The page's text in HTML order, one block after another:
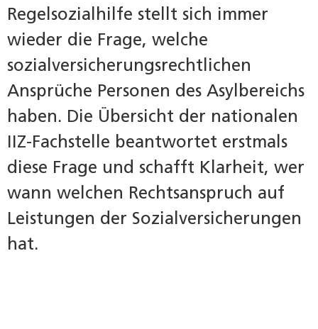
Regelsozialhilfe stellt sich immer
wieder die Frage, welche
sozialversicherungsrechtlichen
Ansprüche Personen des Asylbereichs
haben. Die Übersicht der nationalen
IIZ-Fachstelle beantwortet erstmals
diese Frage und schafft Klarheit, wer
wann welchen Rechtsanspruch auf
Leistungen der Sozialversicherungen
hat.